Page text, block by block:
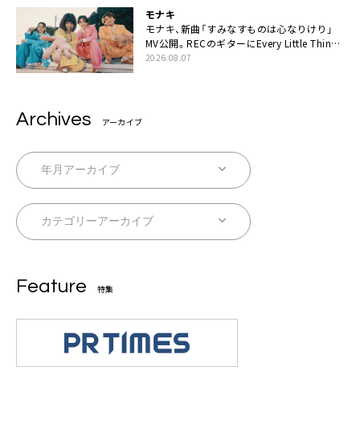
モナキ
モナキ、新曲「すみなすものは心なりけり」
MV公開。RECのギターにEvery Little Thing・
伊藤一朗参加も
2026.08.07
Archives アーカイブ
Feature 特集